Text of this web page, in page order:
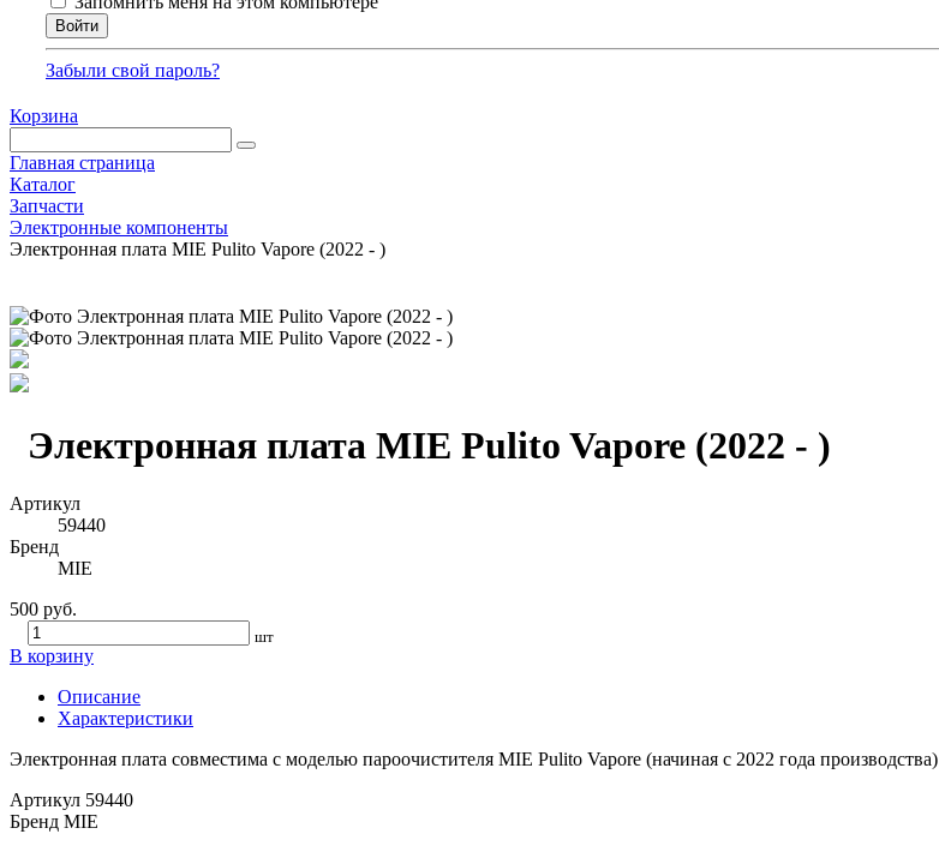
Забыли свой пароль?
Корзина
Главная страница
Каталог
Запчасти
Электронные компоненты
Электронная плата MIE Pulito Vapore (2022 - )
Электронная плата MIE Pulito Vapore (2022 - )
Артикул
59440
Бренд
MIE
500 руб.
шт
В корзину
Описание
Характеристики
Электронная плата совместима с моделью пароочистителя MIE Pulito Vapore (начиная с 2022 года производства)
Артикул 59440
Бренд MIE